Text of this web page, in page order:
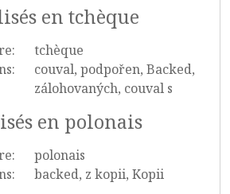
en tchèque
tchèque
couval, podpořen, Backed,
zálohovaných, couval s
en polonais
polonais
backed, z kopii, Kopii